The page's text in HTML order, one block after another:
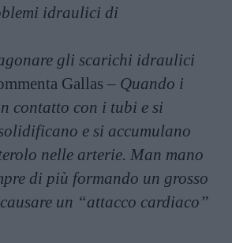
idraulici di
gli scarichi idraulici
Gallas – Quando i
contatto con i tubi e si
e si accumulano
nelle arterie. Man mano
di più formando un grosso
un “attacco cardiaco”